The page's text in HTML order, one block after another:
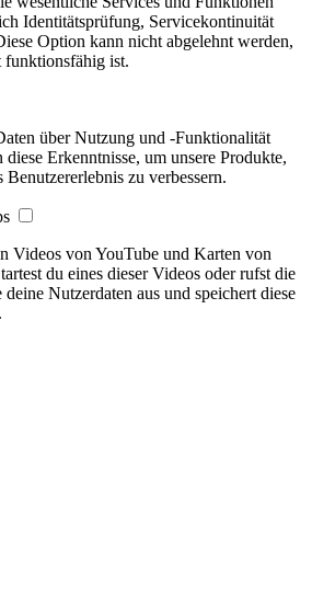
Identitätsprüfung, Servicekontinuität
Option kann nicht abgelehnt werden,
funktionsfähig ist.
über Nutzung und -Funktionalität
Erkenntnisse, um unsere Produkte,
zu verbessern.
Videos von YouTube und Karten von
du eines dieser Videos oder rufst die
Nutzerdaten aus und speichert diese